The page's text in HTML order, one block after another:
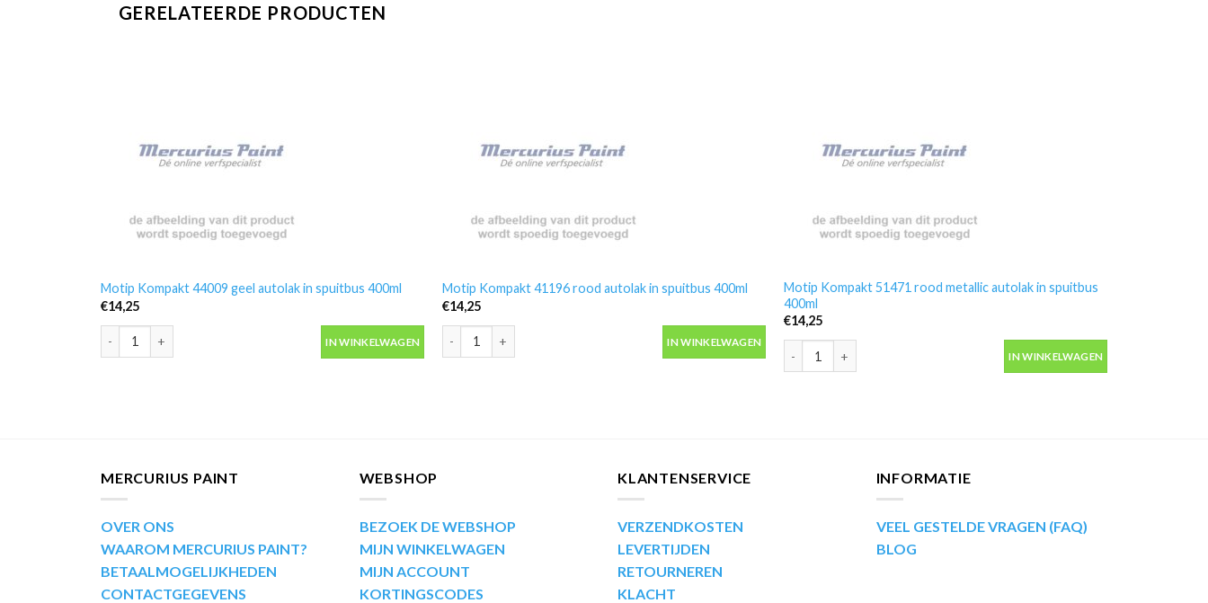
GERELATEERDE PRODUCTEN
Motip Kompakt 44009 geel autolak in spuitbus 400ml
€14,25
Motip Kompakt 44009 geel autolak in spuitbus 400ml aantal
IN WINKELWAGEN
Motip Kompakt 41196 rood autolak in spuitbus 400ml
€14,25
Motip Kompakt 41196 rood autolak in spuitbus 400ml aantal
IN WINKELWAGEN
Motip Kompakt 51471 rood metallic autolak in spuitbus
400ml
€14,25
IN WINKELWAGEN
MERCURIUS PAINT
OVER ONS
WAAROM MERCURIUS PAINT?
BETAALMOGELIJKHEDEN
CONTACTGEGEVENS
WEBSHOP
BEZOEK DE WEBSHOP
MIJN WINKELWAGEN
MIJN ACCOUNT
KORTINGSCODES
KLANTENSERVICE
VERZENDKOSTEN
LEVERTIJDEN
RETOURNEREN
KLACHT
INFORMATIE
VEEL GESTELDE VRAGEN (FAQ)
BLOG